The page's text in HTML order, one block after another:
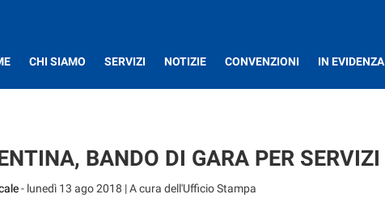
CHI SIAMO SERVIZI NOTIZIE CONVENZIONI IN EVIDENZA
BANDO DI GARA PER SERVIZI
- lunedì 13 ago 2018 | A cura dell'Ufficio Stampa